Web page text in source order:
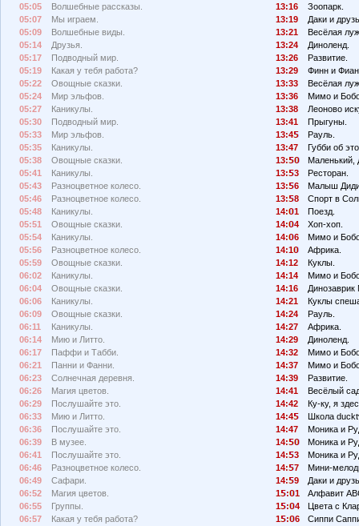
05:05
Волшебные рассказы.
05:07
Мы играем.
05:09
Волшебные виды.
05:14
Друзья.
05:17
Подводный мир.
05:19
Какая у тебя работа?
05:22
Овощные сказки.
05:24
Мир эльфов.
05:27
Каникулы.
05:30
Подводный мир.
05:33
Мир эльфов.
05:35
Каникулы.
05:38
Овощные сказки.
05:41
Каникулы.
05:43
Разноцветное колесо.
05:46
Разноцветное колесо.
05:48
Каникулы.
05:51
Овощные сказки.
05:54
Каникулы.
05:56
Разноцветное колесо.
05:59
Овощные сказки.
06:02
Каникулы.
06:04
Овощные сказки.
06:06
Каникулы.
06:09
Овощные сказки.
06:11
Каникулы.
06:14
Мию и Литто.
06:17
Паффи и Табби.
06:21
Панни и Фанни.
06:23
Солнечная деревня.
06:26
Магия цветов.
06:29
Послушайте это.
06:33
Мию и Литто.
06:36
Послушайте это.
06:39
В музее.
06:41
Послушайте это.
06:46
Разноцветное колесо.
06:49
Сафари.
06:52
Магия цветов.
06:55
Группы.
06:57
Какая у тебя работа?
13:16
Зоопарк.
13:19
Даки и
13:21
Весёлая
13:24
Диноленд.
13:26
Развитие.
13:29
Финн и
13:33
Весёлая
13:36
Мимо и
13:38
Леоново
13:41
Прыгуны.
13:4
Рауль.
13:47
Губби об
13:
Маленький,
13:
3
Ресторан.
13:
6
Малыш
13:
8
Спорт в
14:
1
Поезд.
14:
4
Хоп-хоп.
14:
6
Мимо и
14:1
Африка.
14:12
Куклы.
14:14
Мимо и
14:16
Динозаврик
14:21
Куклы
14:24
Рауль.
14:27
Африка.
14:29
Диноленд.
14:32
Мимо и
14:37
Мимо и
14:39
Развитие.
14:41
Весёлый
14:42
Ку-ку, я
14:4
Школа
14:47
Моника и
14:
Моника и
14:
3
Моника и
14:
7
Мини-
14:
9
Даки и
1
: 1
Алфавит
1
: 4
Цвета с
1
: 6
Сиппи